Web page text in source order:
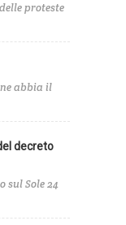
proteste
abbia il
decreto
sul Sole 24